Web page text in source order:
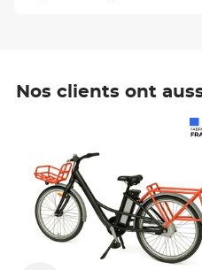
Nos clients ont